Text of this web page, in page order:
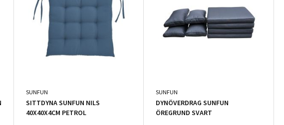
SUNFUN
SITTDYNA SUNFUN NILS
40X40X4CM PETROL
SUNFUN
DYNÖVERDRAG SUNFUN
ÖREGRUND SVART